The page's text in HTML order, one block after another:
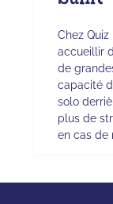
Chez
accueillir
de
capacité
solo
plus de
en cas de